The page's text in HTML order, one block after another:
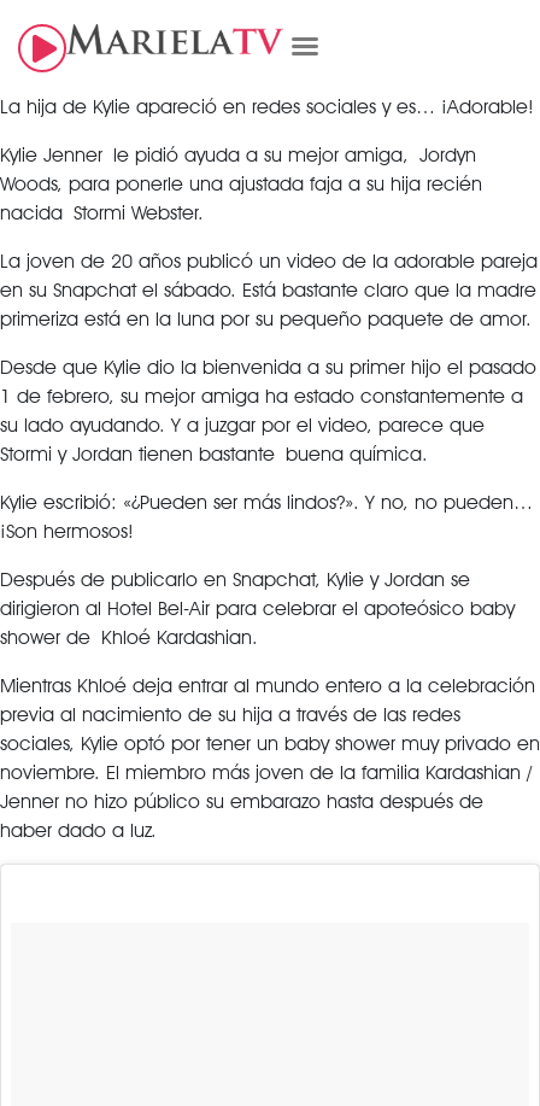
La hija de Kylie apareció en redes sociales y es… ¡Adorable!
Kylie Jenner le pidió ayuda a su mejor amiga, Jordyn
Woods, para ponerle una ajustada faja a su hija recién
nacida Stormi Webster.
La joven de 20 años publicó un video de la adorable pareja
en su Snapchat el sábado. Está bastante claro que la madre
primeriza está en la luna por su pequeño paquete de amor.
Desde que Kylie dio la bienvenida a su primer hijo el pasado
1 de febrero, su mejor amiga ha estado constantemente a
su lado ayudando. Y a juzgar por el video, parece que
Stormi y Jordan tienen bastante buena química.
Kylie escribió: «¿Pueden ser más lindos?». Y no, no pueden…
¡Son hermosos!
Después de publicarlo en Snapchat, Kylie y Jordan se
dirigieron al Hotel Bel-Air para celebrar el apoteósico baby
shower de Khloé Kardashian.
Mientras Khloé deja entrar al mundo entero a la celebración
previa al nacimiento de su hija a través de las redes
sociales, Kylie optó por tener un baby shower muy privado en
noviembre. El miembro más joven de la familia Kardashian /
Jenner no hizo público su embarazo hasta después de
haber dado a luz.